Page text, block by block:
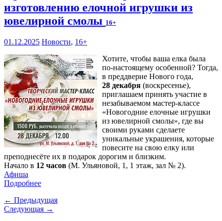
изготовлению елочной игрушки из
ювелирной смолы 16+
01.12.2025 Новости, 16+
Хотите, чтобы ваша елка была
по-настоящему особенной? Тогда,
в преддверие Нового года,
28 декабря (воскресенье),
приглашаем принять участие в
незабываемом мастер-классе
«Новогодние елочные игрушки
из ювелирной смолы», где вы
своими руками сделаете
уникальные украшения, которые
повесите на свою елку или
преподнесёте их в подарок дорогим и близким.
Начало в 12 часов (М. Ульяновой, 1, 1 этаж, зал № 2).
Афиша
Подробнее
← Предыдущая
Следующая →